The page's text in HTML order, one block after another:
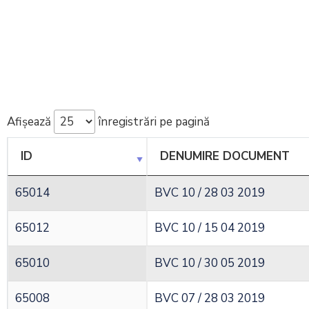
Afișează înregistrări pe pagină
ID DENUMIRE DOCUMENT
65014 BVC 10 / 28 03 2019
65012 BVC 10 / 15 04 2019
65010 BVC 10 / 30 05 2019
65008 BVC 07 / 28 03 2019